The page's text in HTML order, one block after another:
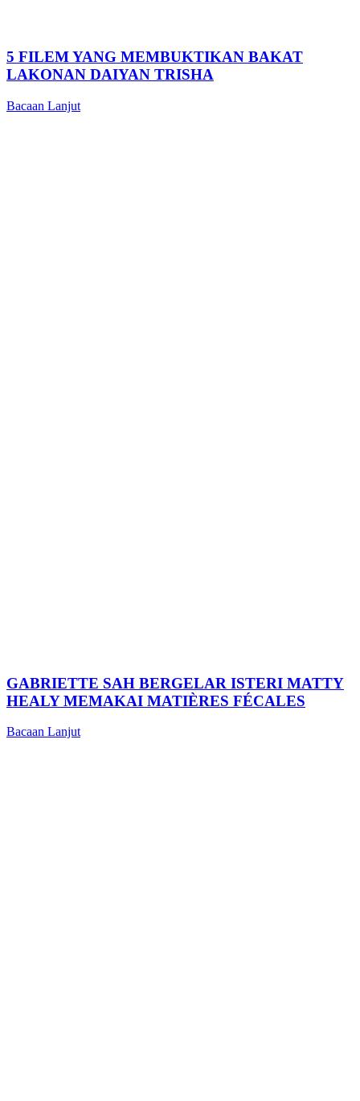
5 FILEM YANG MEMBUKTIKAN BAKAT
LAKONAN DAIYAN TRISHA
Bacaan Lanjut
GABRIETTE SAH BERGELAR ISTERI MATTY
HEALY MEMAKAI MATIÈRES FÉCALES
Bacaan Lanjut